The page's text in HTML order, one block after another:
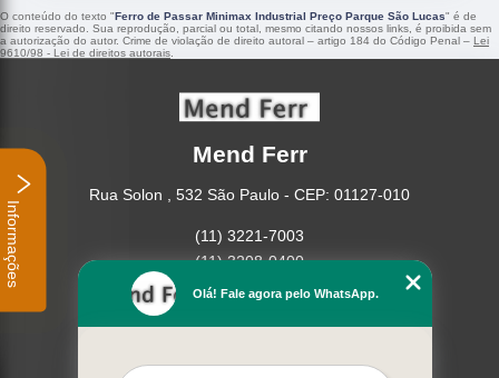
O conteúdo do texto "Ferro de Passar Minimax Industrial Preço Parque São Lucas" é de
direito reservado. Sua reprodução, parcial ou total, mesmo citando nossos links, é proibida sem
a autorização do autor. Crime de violação de direito autoral – artigo 184 do Código Penal – Lei
9610/98 - Lei de direitos autorais
Mend Ferr
Rua Solon , 532 São Paulo - CEP: 01127-010
(11) 3221-7003
(11) 3208-0400
Home
Empresa
Olá! Fale agora pelo WhatsApp.
Informações